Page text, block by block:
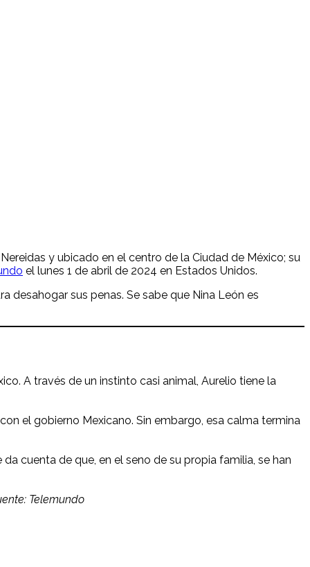
y ubicado en el centro de la Ciudad de México; su
el lunes 1 de abril de 2024 en Estados Unidos.
desahogar sus penas. Se sabe que Nina León es
A través de un instinto casi animal, Aurelio tiene la
el gobierno Mexicano. Sin embargo, esa calma termina
cuenta de que, en el seno de su propia familia, se han
Telemundo